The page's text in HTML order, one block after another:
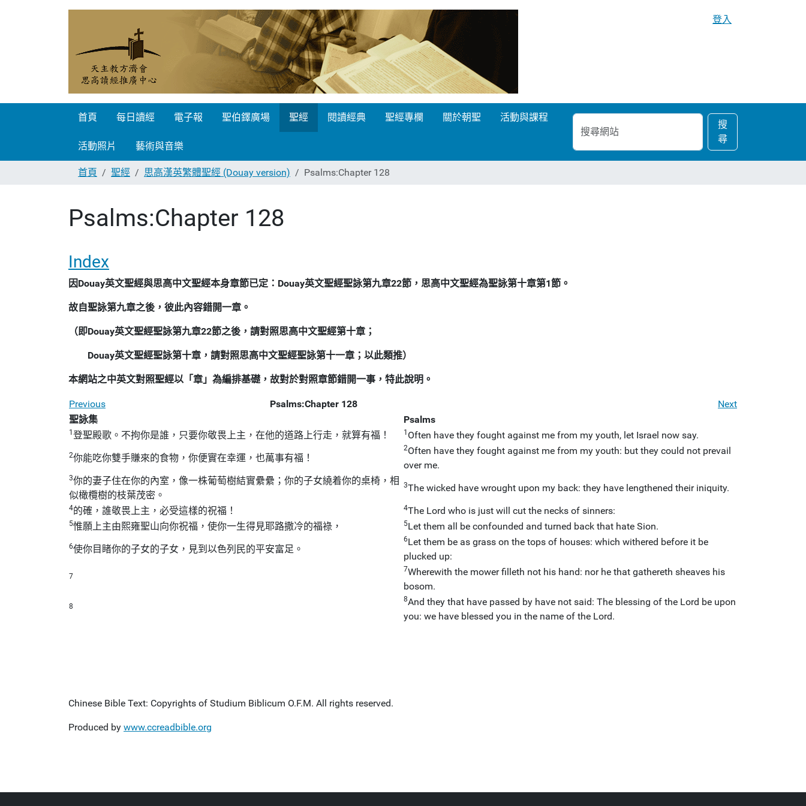
登入
首頁 每日讀經 電子報 聖伯鐸廣場 聖經 閱讀經典 聖經專欄 關於朝聖 活動與課程
活動照片 藝術與音樂
搜
尋
網
站
搜
尋
進
階
搜
尋…
首頁
聖經 思高漢英繁體聖經 (Douay version) Psalms:Chapter 128
Psalms:Chapter 128
Index
因Douay英文聖經與思高中文聖經本身章節已定：Douay英文聖經聖詠第九章22節，思高中文聖經為聖詠第十章第1節。
故自聖詠第九章之後，彼此內容錯開一章。
（即Douay英文聖經聖詠第九章22節之後，請對照思高中文聖經第十章；
Douay英文聖經聖詠第十章，請對照思高中文聖經聖詠第十一章；以此類推）
本網站之中英文對照聖經以「章」為編排基礎，故對於對照章節錯開一事，特此說明。
Previous Psalms:Chapter 128
Next
聖詠集
Psalms
1 登聖殿歌。不拘你是誰，只要你敬畏上主，在他的道路上行走，就算有福！ 1 Often have they fought against me from my youth, let Israel now say.
2你能吃你雙手賺來的食物，你便實在幸運，也萬事有福！
2Often have they fought against me from my youth: but they could not prevail
over me.
3你的妻子住在你的內室，像一株葡萄樹結實纍纍；你的子女繞着你的桌椅，相
似橄欖樹的枝葉茂密。
3The wicked have wrought upon my back: they have lengthened their iniquity.
4的確，誰敬畏上主，必受這樣的祝福！ 4The Lord who is just will cut the necks of sinners:
5惟願上主由熙雍聖山向你祝福，使你一生得見耶路撒冷的福祿， 5Let them all be confounded and turned back that hate Sion.
6使你目睹你的子女的子女，見到以色列民的平安富足。
6Let them be as grass on the tops of houses: which withered before it be
plucked up:
7
7Wherewith the mower filleth not his hand: nor he that gathereth sheaves his
bosom.
8
8And they that have passed by have not said: The blessing of the Lord be upon
you: we have blessed you in the name of the Lord.
Chinese Bible Text: Copyrights of Studium Biblicum O.F.M. All rights reserved.
Produced by www.ccreadbible.org